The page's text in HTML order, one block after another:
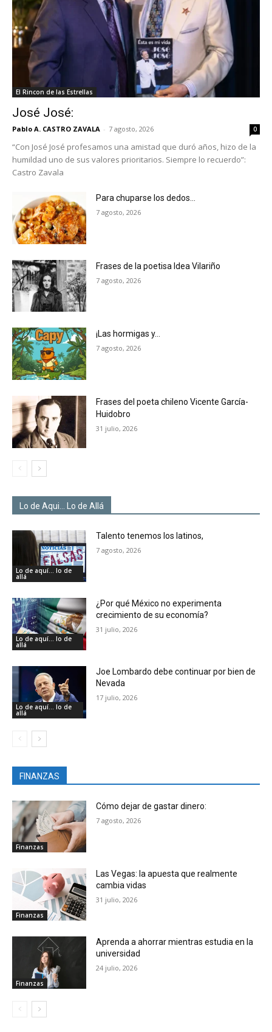
El Rincon de las Estrellas
José José:
Pablo A. CASTRO ZAVALA - 7 agosto, 2026 0
“Con José José profesamos una amistad que duró años, hizo de la
humildad uno de sus valores prioritarios. Siempre lo recuerdo”:
Castro Zavala
Para chuparse los dedos…
7 agosto, 2026
Frases de la poetisa Idea Vilariño
7 agosto, 2026
¡Las hormigas y…
7 agosto, 2026
Frases del poeta chileno Vicente García-
Huidobro
31 julio, 2026
Lo de Aqui... Lo de Allá
Lo de aquí... lo de
allá
Talento tenemos los latinos,
7 agosto, 2026
Lo de aquí... lo de
allá
¿Por qué México no experimenta
crecimiento de su economía?
31 julio, 2026
Lo de aquí... lo de
allá
Joe Lombardo debe continuar por bien de
Nevada
17 julio, 2026
FINANZAS
Finanzas
Cómo dejar de gastar dinero:
7 agosto, 2026
Finanzas
Las Vegas: la apuesta que realmente
cambia vidas
31 julio, 2026
Finanzas
Aprenda a ahorrar mientras estudia en la
universidad
24 julio, 2026